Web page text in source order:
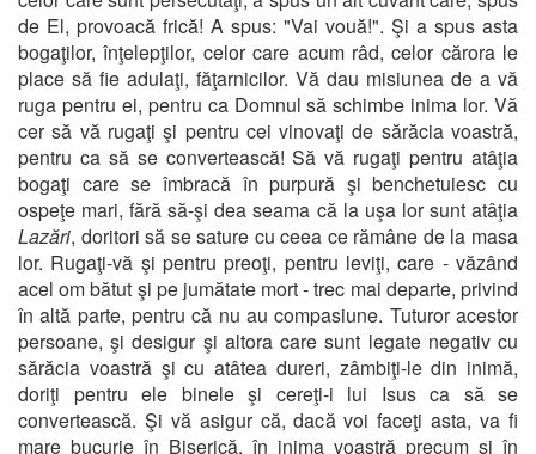
de El, provoacă frică! A spus: "Vai vouă!". Şi a spus asta
bogaţilor, înţelepţilor, celor care acum râd, celor cărora le
place să fie adulaţi, făţarnicilor. Vă dau misiunea de a vă
ruga pentru ei, pentru ca Domnul să schimbe inima lor. Vă
cer să vă rugaţi şi pentru cei vinovaţi de sărăcia voastră,
pentru ca să se convertească! Să vă rugaţi pentru atâţia
bogaţi care se îmbracă în purpură şi benchetuiesc cu
ospeţe mari, fără să-şi dea seama că la uşa lor sunt atâţia
Lazări, doritori să se sature cu ceea ce rămâne de la masa
lor. Rugaţi-vă şi pentru preoţi, pentru leviţi, care - văzând
acel om bătut şi pe jumătate mort - trec mai departe, privind
în altă parte, pentru că nu au compasiune. Tuturor acestor
persoane, şi desigur şi altora care sunt legate negativ cu
sărăcia voastră şi cu atâtea dureri, zâmbiţi-le din inimă,
doriţi pentru ele binele şi cereţi-i lui Isus ca să se
convertească. Şi vă asigur că, dacă voi faceţi asta, va fi
mare bucurie în Biserică, în inima voastră precum şi în